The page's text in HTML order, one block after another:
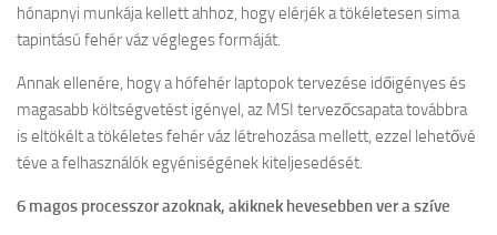
hónapnyi munkája kellett ahhoz, hogy elérjék a tökéletesen sima
tapintású fehér váz végleges formáját.
Annak ellenére, hogy a hófehér laptopok tervezése időigényes és
magasabb költségvetést igényel, az MSI tervezőcsapata továbbra
is eltökélt a tökéletes fehér váz létrehozása mellett, ezzel lehetővé
téve a felhasználók egyéniségének kiteljesedését.
6 magos processzor azoknak, akiknek hevesebben ver a szíve